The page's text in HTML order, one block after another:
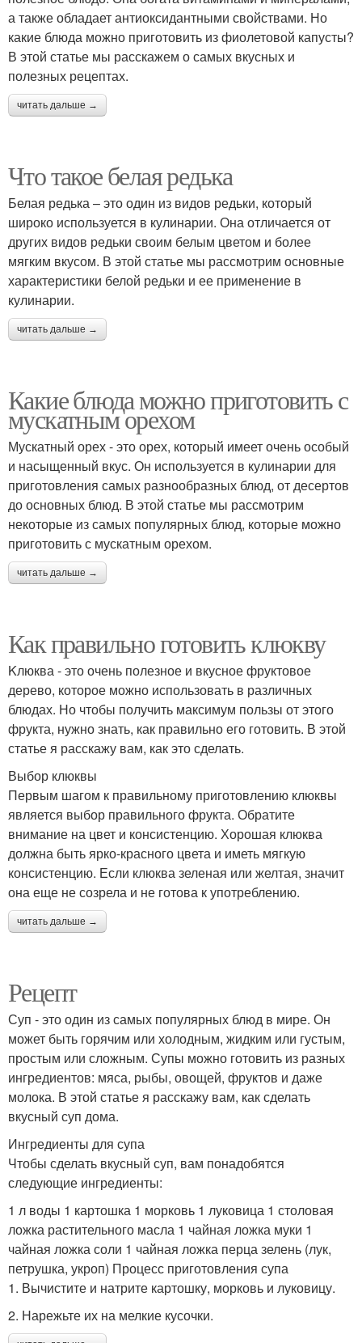
а также обладает антиоксидантными свойствами. Но
какие блюда можно приготовить из фиолетовой капусты?
В этой статье мы расскажем о самых вкусных и
полезных рецептах.
читать дальше →
Что такое белая редька
Белая редька – это один из видов редьки, который
широко используется в кулинарии. Она отличается от
других видов редьки своим белым цветом и более
мягким вкусом. В этой статье мы рассмотрим основные
характеристики белой редьки и ее применение в
кулинарии.
читать дальше →
Какие блюда можно приготовить с
мускатным орехом
Мускатный орех - это орех, который имеет очень особый
и насыщенный вкус. Он используется в кулинарии для
приготовления самых разнообразных блюд, от десертов
до основных блюд. В этой статье мы рассмотрим
некоторые из самых популярных блюд, которые можно
приготовить с мускатным орехом.
читать дальше →
Как правильно готовить клюкву
Kлюква - это очень полезное и вкусное фруктовое
дерево, которое можно использовать в различных
блюдах. Но чтобы получить максимум пользы от этого
фрукта, нужно знать, как правильно его готовить. В этой
статье я расскажу вам, как это сделать.
Выбор клюквы
Первым шагом к правильному приготовлению клюквы
является выбор правильного фрукта. Обратите
внимание на цвет и консистенцию. Хорошая клюква
должна быть ярко-красного цвета и иметь мягкую
консистенцию. Если клюква зеленая или желтая, значит
она еще не созрела и не готова к употреблению.
читать дальше →
Рецепт
Суп - это один из самых популярных блюд в мире. Он
может быть горячим или холодным, жидким или густым,
простым или сложным. Супы можно готовить из разных
ингредиентов: мяса, рыбы, овощей, фруктов и даже
молока. В этой статье я расскажу вам, как сделать
вкусный суп дома.
Ингредиенты для супа
Чтобы сделать вкусный суп, вам понадобятся
следующие ингредиенты:
1 л воды 1 картошка 1 морковь 1 луковица 1 столовая
ложка растительного масла 1 чайная ложка муки 1
чайная ложка соли 1 чайная ложка перца зелень (лук,
петрушка, укроп) Процесс приготовления супа
1. Вычистите и натрите картошку, морковь и луковицу.
2. Нарежьте их на мелкие кусочки.